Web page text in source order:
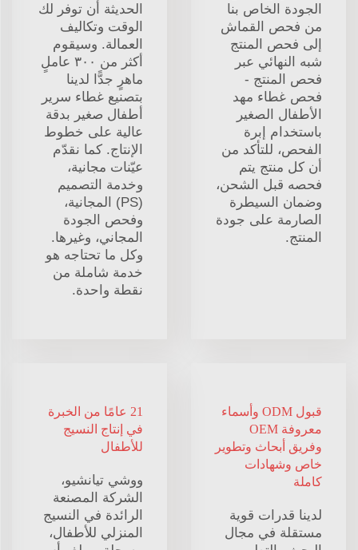
الجودة الخاص بنا
من فحص القماش
إلى فحص المنتج
شبه النهائي عبر
فحص المنتج -
فحص غطاء مهد
الأطفال الصغير
باستخدام إبرة
الفحص، للتأكد من
أن كل منتج يتم
فحصه قبل الشحن،
وضمان السيطرة
الصارمة على جودة
المنتج.
الحديثة أن توفر لك
الوقت وتكاليف
العمالة. وسيقوم
أكثر من ٣٠٠ عاملٍ
ماهرٍ جدًّا لدينا
بتصنيع غطاء سرير
أطفال صغير بدقة
عالية على خطوط
الإنتاج. كما نقدّم
عيّنات مجانية،
وخدمة التصميم
(PS) المجانية،
وفحص الجودة
المجاني، وغيرها.
وكل ما تحتاجه هو
خدمة شاملة من
نقطة واحدة.
قبول ODM وأسماء
معروفة OEM
وفريق أبحاث وتطوير
خاص وشهادات
كاملة
لدينا قدرات قوية
مستقلة في مجال
21 عامًا من الخبرة
في إنتاج النسيج
للأطفال
ووشي تيانشيو،
الشركة المصنعة
الرائدة في النسيج
المنزلي للأطفال،